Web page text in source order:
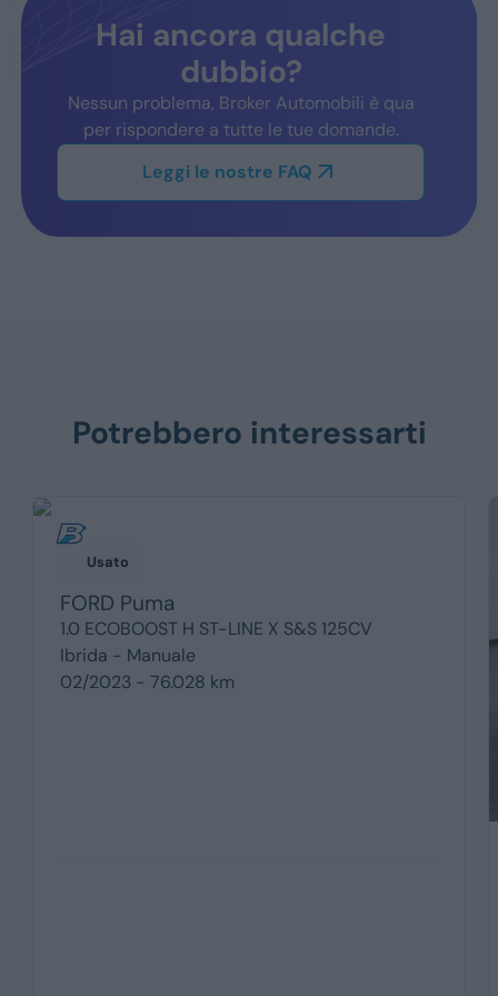
Hai ancora qualche
dubbio?
Nessun problema, Broker Automobili è qua
per rispondere a tutte le tue domande.
Leggi le nostre FAQ
Potrebbero interessarti
Usato
FORD Puma
1.0 ECOBOOST H ST-LINE X S&S 125CV
Ibrida - Manuale
02/2023 - 76.028 km